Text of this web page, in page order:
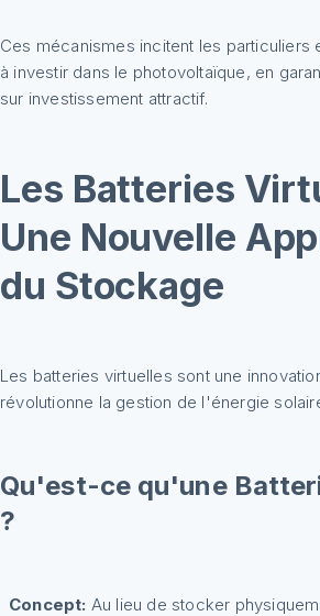
Ces mécanismes incitent les particuliers
à investir dans le photovoltaïque, en
sur investissement attractif.
Les Batteries
Une Nouvelle
du Stockage
Les batteries virtuelles sont une
révolutionne la gestion de l'énergie
Qu'est-ce qu'une
?
Concept: Au lieu de stocker